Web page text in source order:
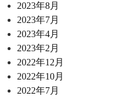
2023年8月
2023年7月
2023年4月
2023年2月
2022年12月
2022年10月
2022年7月